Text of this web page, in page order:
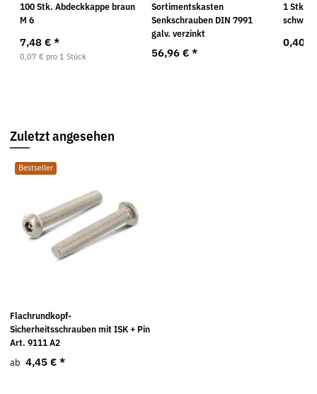
100 Stk. Abdeckkappe braun
M 6
7,48 € *
0,07 € pro 1 Stück
Sortimentskasten
Senkschrauben DIN 7991
galv. verzinkt
56,96 € *
1 Stk.
0,40 €
Zuletzt angesehen
Bestseller
Flachrundkopf-
Sicherheitsschrauben mit ISK + Pin
Art. 9111 A2
ab 4,45 € *